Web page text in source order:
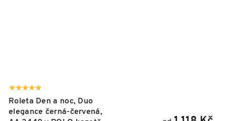
Roleta Den a noc, Duo
elegance černá-červená,